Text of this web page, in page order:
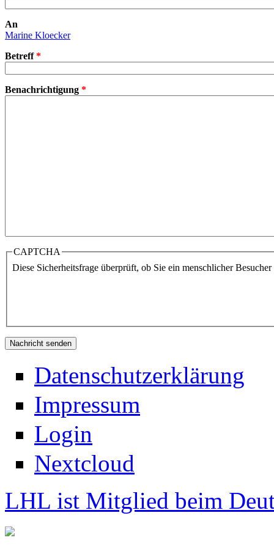
An
Marine Kloecker
Betreff*
Benachrichtigung *
CAPTCHA
Diese Sicherheitsfrage überprüft, ob Sie ein menschlicher
Datenschutzerklärung
Impressum
Login
Nextcloud
LHL ist Mitglied beim